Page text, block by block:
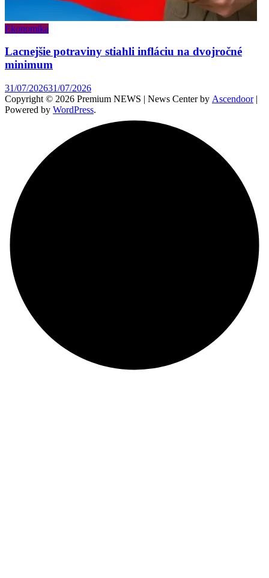
Ekonomika
Lacnejšie potraviny stiahli infláciu na dvojročné
minimum
31/07/202631/07/2026
Copyright © 2026 Premium NEWS | News Center by Ascendoor|
Powered by WordPress.